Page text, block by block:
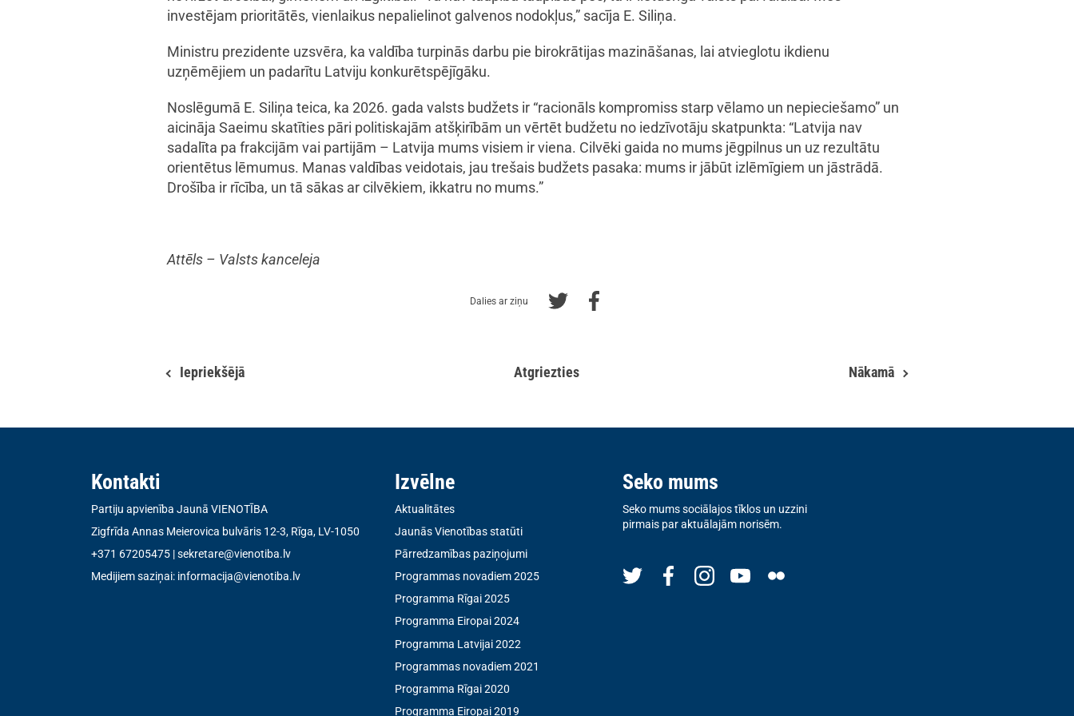
investējam prioritātēs, vienlaikus nepalielinot galvenos nodokļus,” sacīja E. Siliņa.
Ministru prezidente uzsvēra, ka valdība turpinās darbu pie birokrātijas mazināšanas, lai atvieglotu ikdienu
uzņēmējiem un padarītu Latviju konkurētspējīgāku.
Noslēgumā E. Siliņa teica, ka 2026. gada valsts budžets ir “racionāls kompromiss starp vēlamo un nepieciešamo” un
aicināja Saeimu skatīties pāri politiskajām atšķirībām un vērtēt budžetu no iedzīvotāju skatpunkta: “Latvija nav
sadalīta pa frakcijām vai partijām – Latvija mums visiem ir viena. Cilvēki gaida no mums jēgpilnus un uz rezultātu
orientētus lēmumus. Manas valdības veidotais, jau trešais budžets pasaka: mums ir jābūt izlēmīgiem un jāstrādā.
Drošība ir rīcība, un tā sākas ar cilvēkiem, ikkatru no mums.”
Attēls – Valsts kanceleja
Dalies ar ziņu
Iepriekšējā Atgriezties Nākamā
Kontakti
Partiju apvienība Jaunā VIENOTĪBA
Zigfrīda Annas Meierovica bulvāris 12-3, Rīga, LV-1050
+371 67205475 |sekretare@vienotiba.lv
Medijiem saziņai: informacija@vienotiba.lv
Izvēlne
Aktualitātes
Jaunās Vienotības statūti
Pārredzamības paziņojumi
Programmas novadiem 2025
Programma Rīgai 2025
Programma Eiropai 2024
Programma Latvijai 2022
Programmas novadiem 2021
Programma Rīgai 2020
Programma Eiropai 2019
Seko mums
Seko mums sociālajos tīklos un uzzini
pirmais par aktuālajām norisēm.